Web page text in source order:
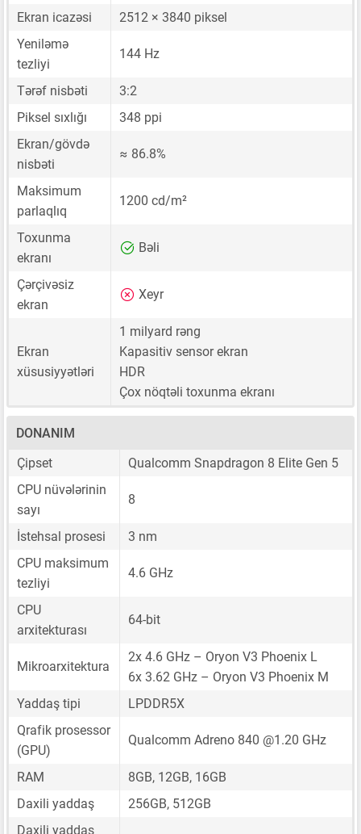
Ekran icazəsi
2512 × 3840 piksel
Yeniləmə
tezliyi
144 Hz
Tərəf nisbəti
3:2
Piksel sıxlığı
348 ppi
Ekran/gövdə
nisbəti
≈ 86.8%
Maksimum
parlaqlıq
1200 cd/m²
Toxunma
ekranı
Bəli
Çərçivəsiz
ekran
Xeyr
Ekran
xüsusiyyətləri
1 milyard rəng
Kapasitiv sensor ekran
HDR
Çox nöqtəli toxunma ekranı
DONANIM
Çipset
Qualcomm Snapdragon 8 Elite Gen 5
CPU nüvələrinin
sayı
8
İstehsal prosesi
3 nm
CPU maksimum
tezliyi
4.6 GHz
CPU
arxitekturası
64-bit
Mikroarxitektura
2x 4.6 GHz – Oryon V3 Phoenix L
6x 3.62 GHz – Oryon V3 Phoenix M
Yaddaş tipi
LPDDR5X
Qrafik prosessor
(GPU)
Qualcomm Adreno 840 @1.20 GHz
RAM
8GB, 12GB, 16GB
Daxili yaddaş
256GB, 512GB
Daxili yaddaş